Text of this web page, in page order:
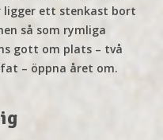
ligger ett stenkast bort
så som rymliga
gott om plats – två
– öppna året om.